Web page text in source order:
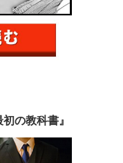
の教科書』